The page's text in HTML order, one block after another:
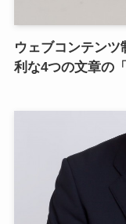
ウェブコンテン
利な4つの文章の「